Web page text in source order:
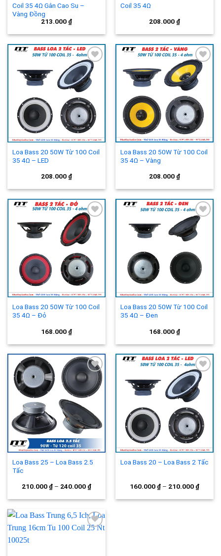
Coil 35 4Ω Gân Cao Su –
Vàng Đồng
213.000 ₫
Coil 35 4Ω
208.000 ₫
Add to
wishlist
Loa Bass 20 50W Từ 100 Coil
35 4Ω – LED
208.000 ₫
Add to
Loa Bass 20 50W Từ 100 Coil
35 4Ω – Vàng
208.000 ₫
Add to
Loa Bass 20 50W Từ 100 Coil
35 4Ω – Đỏ
168.000 ₫
Add to
Loa Bass 20 50W Từ 100 Coil
35 4Ω – Đen
168.000 ₫
Add to
Loa Bass 25 – Loa Bass 2.5
Tấc
210.000 ₫ – 240.000 ₫
Add to
wishlist
Loa Bass 20 – Loa Bass 2 Tấc
160.000 ₫ – 210.000 ₫